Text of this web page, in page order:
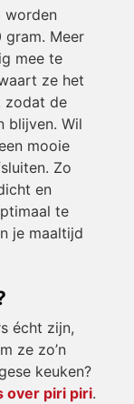
worden
gram. Meer
mee te
ze het
zodat de
blijven. Wil
mooie
Zo
en
te
je maaltijd
écht zijn,
ze zo’n
keuken?
over piri piri.